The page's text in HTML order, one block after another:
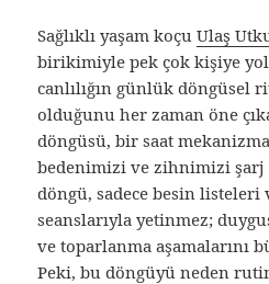
Sağlıklı yaşam koçuUlaş
birikimiyle pek çok kişiye yol
canlılığın günlük döngüsel
olduğunu her zaman öne
döngüsü, bir saat
bedenimizi ve zihnimizi şarj
döngü, sadece besin listeleri
seanslarıyla yetinmez;
ve toparlanma aşamalarını
Peki, bu döngüyü neden